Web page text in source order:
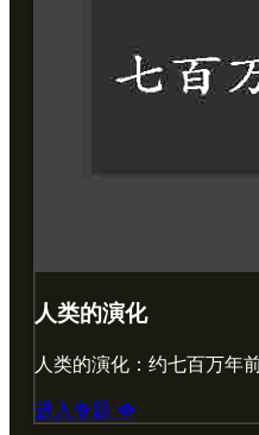
人类的演化
人类的演化：约七百万年
进入专题 